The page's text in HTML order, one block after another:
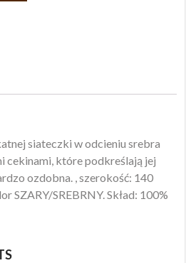
siateczki w odcieniu srebra
cekinami, które podkreślają jej
ozdobna. , szerokość: 140
SZARY/SREBRNY. Skład: 100%